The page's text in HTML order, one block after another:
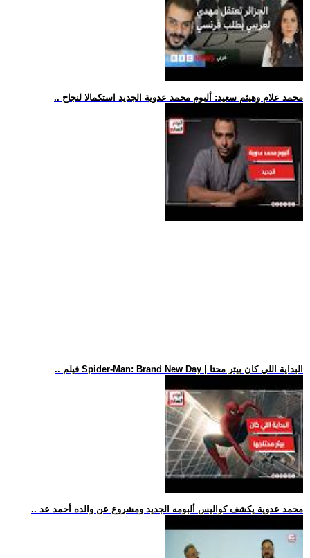
.. محمد علام وهيثم سعيد: ألبوم محمد عدوية الجديد استكمالا لنجاح
.. فيلم Spider-Man: Brand New Day | البداية اللي كان بيتر محتا
.. محمد عدوية يكشف كواليس ألبومه الجديد ومشروع عن والده أحمد عد